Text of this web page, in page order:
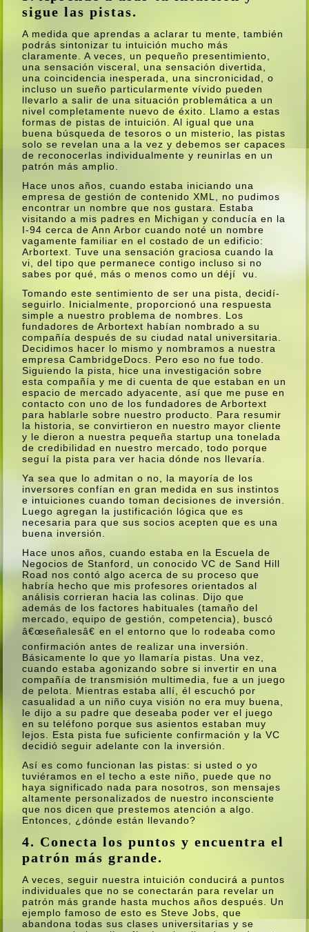
sigue las pistas.
A medida que aprendas a aclarar tu mente, también
podrás sintonizar tu intuición mucho más
claramente. A veces, un pequeño presentimiento,
una sensación visceral, una sensación divertida,
una coincidencia inesperada, una sincronicidad, o
incluso un sueño particularmente ví­vido pueden
llevarlo a salir de una situación problemática a un
nivel completamente nuevo de éxito. Llamo a estas
formas de pistas de intuición. Al igual que una
buena búsqueda de tesoros o un misterio, las pistas
solo se revelan una a la vez y debemos ser capaces
de reconocerlas individualmente y reunirlas en un
patrón más amplio.
Hace unos años, cuando estaba iniciando una
empresa de gestión de contenido XML, no pudimos
encontrar un nombre que nos gustara. Estaba
visitando a mis padres en Michigan y conducí­a en la
I-94 cerca de Ann Arbor cuando noté un nombre
vagamente familiar en el costado de un edificio:
Arbortext. Tuve una sensación graciosa cuando la
vi, del tipo que permanece contigo incluso si no
sabes por qué, más o menos como un déjí vu.
Tomando este sentimiento de ser una pista, decidí­
seguirlo. Inicialmente, proporcionó una respuesta
simple a nuestro problema de nombres. Los
fundadores de Arbortext habí­an nombrado a su
compañí­a después de su ciudad natal universitaria.
Decidimos hacer lo mismo y nombramos a nuestra
empresa CambridgeDocs. Pero eso no fue todo.
Siguiendo la pista, hice una investigación sobre
esta compañí­a y me di cuenta de que estaban en un
espacio de mercado adyacente, así­ que me puse en
contacto con uno de los fundadores de Arbortext
para hablarle sobre nuestro producto. Para resumir
la historia, se convirtieron en nuestro mayor cliente
y le dieron a nuestra pequeña startup una tonelada
de credibilidad en nuestro mercado, todo porque
seguí­ la pista para ver hacia dónde nos llevarí­a.
Ya sea que lo admitan o no, la mayorí­a de los
inversores confí­an en gran medida en sus instintos
e intuiciones cuando toman decisiones de inversión.
Luego agregan la justificación lógica que es
necesaria para que sus socios acepten que es una
buena inversión.
Hace unos años, cuando estaba en la Escuela de
Negocios de Stanford, un conocido VC de Sand Hill
Road nos contó algo acerca de su proceso que
habrí­a hecho que mis profesores orientados al
análisis corrieran hacia las colinas. Dijo que
además de los factores habituales (tamaño del
mercado, equipo de gestión, competencia), buscó
â€œseñalesâ€ en el entorno que lo rodeaba como
confirmación antes de realizar una inversión.
Básicamente lo que yo llamarí­a pistas. Una vez,
cuando estaba agonizando sobre si invertir en una
compañí­a de transmisión multimedia, fue a un juego
de pelota. Mientras estaba allí­, él escuchó por
casualidad a un niño cuya visión no era muy buena,
le dijo a su padre que deseaba poder ver el juego
en su teléfono porque sus asientos estaban muy
lejos. Esta pista fue suficiente confirmación y la VC
decidió seguir adelante con la inversión.
Así­ es como funcionan las pistas: si usted o yo
tuviéramos en el techo a este niño, puede que no
haya significado nada para nosotros, son mensajes
altamente personalizados de nuestro inconsciente
que nos dicen que prestemos atención a algo.
Entonces, ¿dónde están llevando?
4. Conecta los puntos y encuentra el
patrón más grande.
A veces, seguir nuestra intuición conducirá a puntos
individuales que no se conectarán para revelar un
patrón más grande hasta muchos años después. Un
ejemplo famoso de esto es Steve Jobs, que
abandona todas sus clases universitarias y se